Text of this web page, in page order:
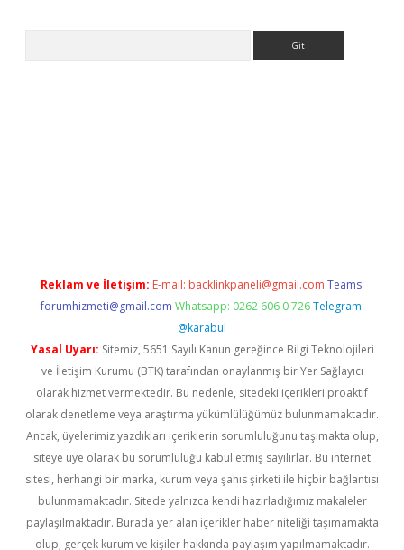
Reklam ve İletişim: E-mail: backlinkpaneli@gmail.com Teams:
forumhizmeti@gmail.com Whatsapp: 0262 606 0 726 Telegram:
@karabul
Yasal Uyarı: Sitemiz, 5651 Sayılı Kanun gereğince Bilgi Teknolojileri
ve İletişim Kurumu (BTK) tarafından onaylanmış bir Yer Sağlayıcı
olarak hizmet vermektedir. Bu nedenle, sitedeki içerikleri proaktif
olarak denetleme veya araştırma yükümlülüğümüz bulunmamaktadır.
Ancak, üyelerimiz yazdıkları içeriklerin sorumluluğunu taşımakta olup,
siteye üye olarak bu sorumluluğu kabul etmiş sayılırlar. Bu internet
sitesi, herhangi bir marka, kurum veya şahıs şirketi ile hiçbir bağlantısı
bulunmamaktadır. Sitede yalnızca kendi hazırladığımız makaleler
paylaşılmaktadır. Burada yer alan içerikler haber niteliği taşımamakta
olup, gerçek kurum ve kişiler hakkında paylaşım yapılmamaktadır.